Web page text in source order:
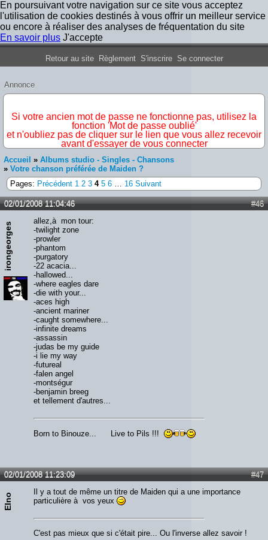
En poursuivant votre navigation sur ce site vous acceptez
l'utilisation de cookies destinés à vous offrir un meilleur service
ou encore à réaliser des analyses de fréquentation du site
En savoir plus J'accepte
Forum Iron Maiden France
Retour au site Règlement S'inscrire Se connecter
Annonce
Si votre ancien mot de passe ne fonctionne pas, utilisez la
fonction 'Mot de passe oublié'
et n'oubliez pas de cliquer sur le lien que vous allez recevoir
avant d'essayer de vous connecter
Accueil » Albums studio - Singles - Chansons
» Votre chanson préférée de Maiden ?
Pages: Précédent 1 2 3 4 5 6 … 16 Suivant
#46
02/01/2008 11:04:46
irongeorges
allez,à mon tour:
-twilight zone
-prowler
-phantom
-purgatory
-22 acacia...
-hallowed...
-where eagles dare
-die with your...
-aces high
-ancient mariner
-caught somewhere...
-infinite dreams
-assassin
-judas be my guide
-i lie my way
-futureal
-falen angel
-montségur
-benjamin breeg
et tellement d'autres...
Born to Binouze... Live to Pils !!!
#47
02/01/2008 11:23:09
Elno
Il y a tout de même un titre de Maiden qui a une importance
particulière à vos yeux
C'est pas mieux que si c'était pire... Ou l'inverse allez savoir !